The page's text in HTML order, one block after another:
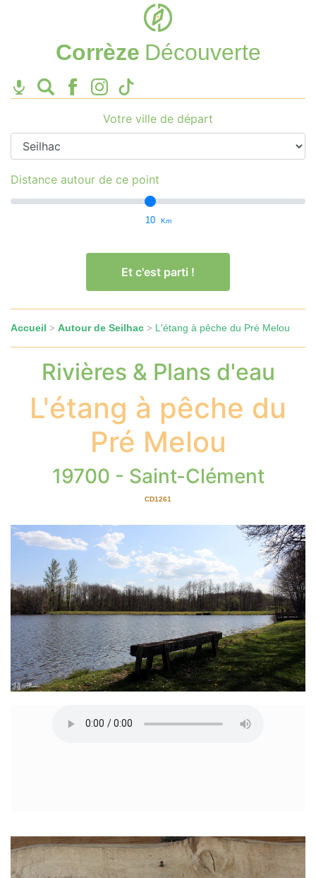
Corrèze Découverte
Votre ville de départ
Distance autour de ce point
10 Km
Et c'est parti !
Accueil > Autour de Seilhac > L'étang à pêche du Pré Melou
Rivières & Plans d'eau
L'étang à pêche du
Pré Melou
19700 - Saint-Clément
CD1261